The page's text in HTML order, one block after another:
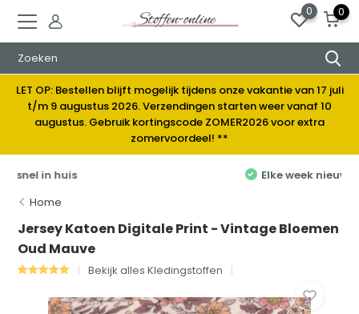
0 0
LET OP: Bestellen blijft mogelijk tijdens onze vakantie van 17 juli
t/m 9 augustus 2026. Verzendingen starten weer vanaf 10
augustus. Gebruik kortingscode ZOMER2026 voor extra
zomervoordeel! **
Elke week nieuwe stoffen
Home
Jersey Katoen Digitale Print - Vintage Bloemen
Oud Mauve
Bekijk alles Kledingstoffen